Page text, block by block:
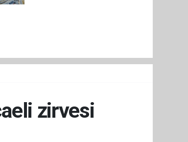
zirvesi